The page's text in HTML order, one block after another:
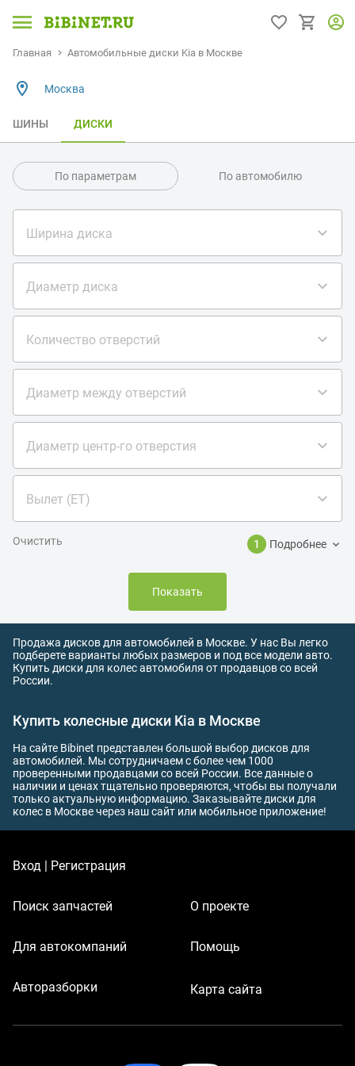
Главная Автомобильные диски Kia в Москве
Москва
ШИНЫ ДИСКИ
По параметрам По автомобилю
Ширина диска
Диаметр диска
Количество отверстий
Диаметр между отверстий
Диаметр центр-го отверстия
Вылет (ET)
Очистить 1 Подробнее
Показать
Продажа дисков для автомобилей в Москве. У нас Вы легко
подберете варианты любых размеров и под все модели авто.
Купить диски для колес автомобиля от продавцов со всей
России.
Купить колесные диски Kia в Москве
На сайте Bibinet представлен большой выбор дисков для
автомобилей. Мы сотрудничаем с более чем 1000
проверенными продавцами со всей России. Все данные о
наличии и ценах тщательно проверяются, чтобы вы получали
только актуальную информацию. Заказывайте диски для
колес в Москве через наш сайт или мобильное приложение!
Вход | Регистрация
Поиск запчастей
Для автокомпаний
Авторазборки
О проекте
Помощь
Карта сайта